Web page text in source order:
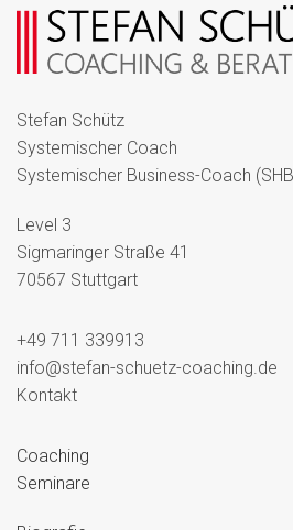
Stefan Schütz
Systemischer Coach
Systemischer Business-Coach
Level 3
Sigmaringer Straße 41
70567 Stuttgart
+49 711 339913
info@stefan-schuetz-coaching.de
Kontakt
Coaching
Seminare